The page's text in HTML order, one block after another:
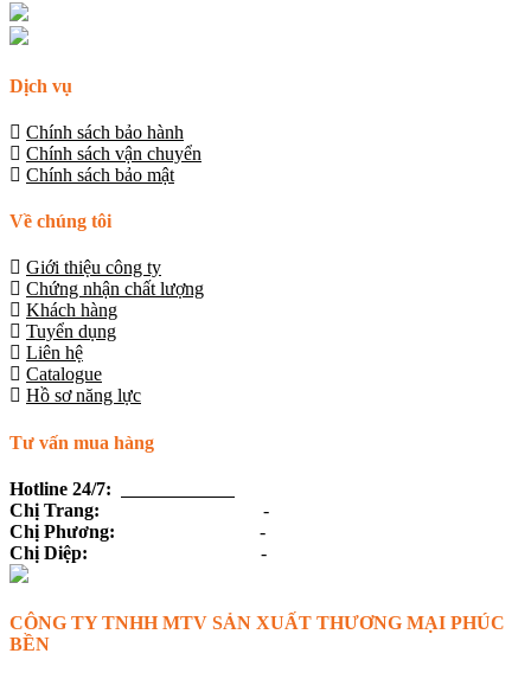
Dịch vụ
Chính sách bảo hành
Chính sách vận chuyển
Chính sách bảo mật
Về chúng tôi
Giới thiệu công ty
Chứng nhận chất lượng
Khách hàng
Tuyển dụng
Liên hệ
Catalogue
Hồ sơ năng lực
Tư vấn mua hàng
Hotline 24/7:
Chị Trang:
-
Chị Phương:
-
Chị Diệp:
-
CÔNG TY TNHH MTV SẢN XUẤT THƯƠNG MẠI PHÚC
BỀN